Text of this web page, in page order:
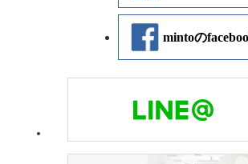
ホームページをリニューアルしま
mintoの